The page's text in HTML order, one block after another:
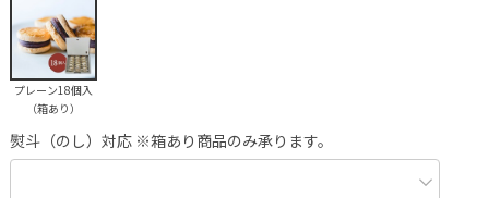
プレーン18個入
（箱あり）
熨斗（のし）対応 ※箱あり商品のみ承ります。